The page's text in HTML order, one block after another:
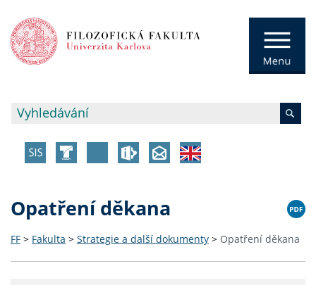
Opatření děkana
FF > Fakulta > Strategie a další dokumenty > Opatření děkana